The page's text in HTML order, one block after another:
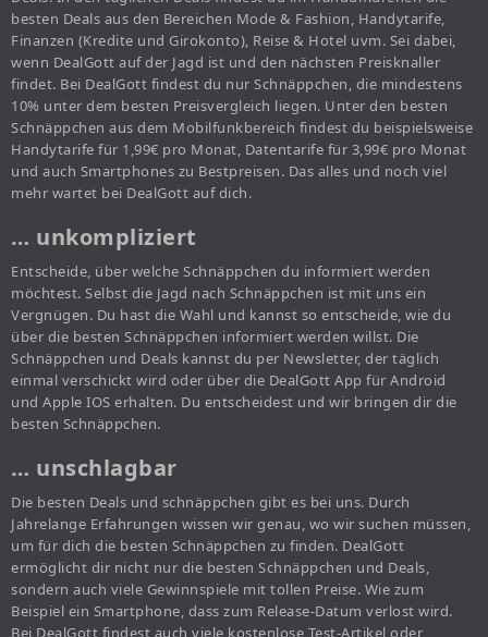
besten Deals aus den Bereichen Mode & Fashion, Handytarife,
Finanzen (Kredite und Girokonto), Reise & Hotel uvm. Sei dabei,
wenn DealGott auf der Jagd ist und den nächsten Preisknaller
findet. Bei DealGott findest du nur Schnäppchen, die mindestens
10% unter dem besten Preisvergleich liegen. Unter den besten
Schnäppchen aus dem Mobilfunkbereich findest du beispielsweise
Handytarife für 1,99€ pro Monat, Datentarife für 3,99€ pro Monat
und auch Smartphones zu Bestpreisen. Das alles und noch viel
mehr wartet bei DealGott auf dich.
… unkompliziert
Entscheide, über welche Schnäppchen du informiert werden
möchtest. Selbst die Jagd nach Schnäppchen ist mit uns ein
Vergnügen. Du hast die Wahl und kannst so entscheide, wie du
über die besten Schnäppchen informiert werden willst. Die
Schnäppchen und Deals kannst du per Newsletter, der täglich
einmal verschickt wird oder über die DealGott App für Android
und Apple IOS erhalten. Du entscheidest und wir bringen dir die
besten Schnäppchen.
… unschlagbar
Die besten Deals und schnäppchen gibt es bei uns. Durch
Jahrelange Erfahrungen wissen wir genau, wo wir suchen müssen,
um für dich die besten Schnäppchen zu finden. DealGott
ermöglicht dir nicht nur die besten Schnäppchen und Deals,
sondern auch viele Gewinnspiele mit tollen Preise. Wie zum
Beispiel ein Smartphone, dass zum Release-Datum verlost wird.
Bei DealGott findest auch viele kostenlose Test-Artikel oder